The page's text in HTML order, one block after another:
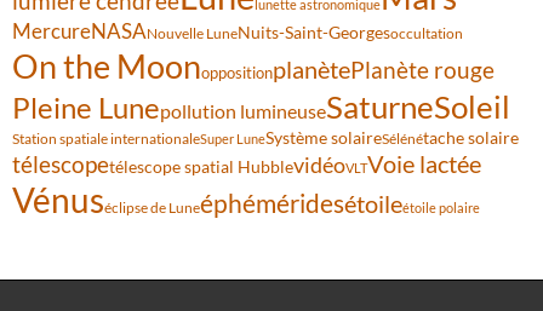
lunette astronomique
MercureNASANouvelle LuneNuits-Saint-Georgesoccultation
On the MoonoppositionplanètePlanète rouge
Pleine Lunepollution lumineuseSaturneSoleil
Station spatiale internationaleSuper LuneSystème solaireSélénétache solaire
télescopetélescope spatial HubblevidéoVLTVoie lactée
Vénuséclipse de Luneéphéméridesétoileétoile polaire